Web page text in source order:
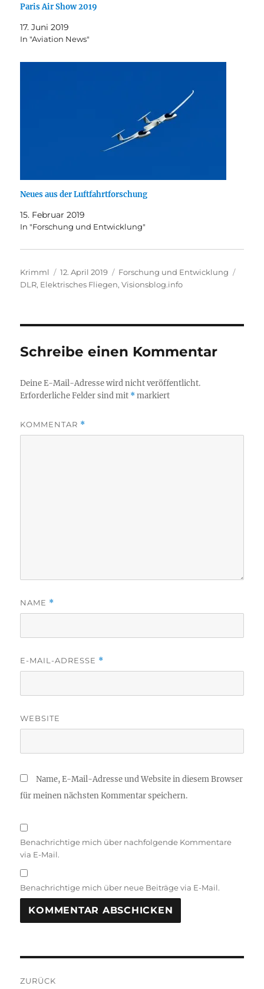
Paris Air Show 2019
17. Juni 2019
In "Aviation News"
Neues aus der Luftfahrtforschung
15. Februar 2019
In "Forschung und Entwicklung"
Autor
Krimml
Veröffentlicht
am
12. April 2019 Kategorien
Forschung und Entwicklung
DLR, Elektrisches Fliegen,Visionsblog.info
Schreibe einen Kommentar
Deine E-Mail-Adresse wird nicht veröffentlicht.
Erforderliche Felder sind mit *markiert
KOMMENTAR *
NAME *
E-MAIL-ADRESSE *
WEBSITE
Name, E-Mail-Adresse und Website in diesem Browser
für meinen nächsten Kommentar speichern.
Benachrichtige mich über nachfolgende Kommentare
via E-Mail.
Benachrichtige mich über neue Beiträge via E-Mail.
ZURÜCK